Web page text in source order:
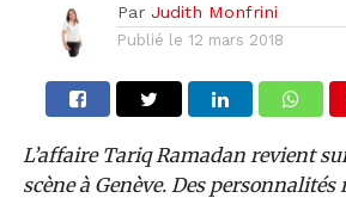
Par Judith Monfrini
Publié le 12 mars 2018
L’affaire Tariq Ramadan revient
scène à Genève. Des